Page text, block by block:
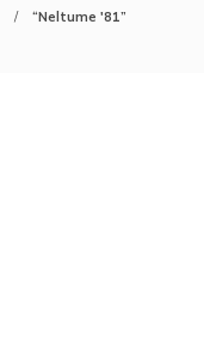
“Neltume '81”